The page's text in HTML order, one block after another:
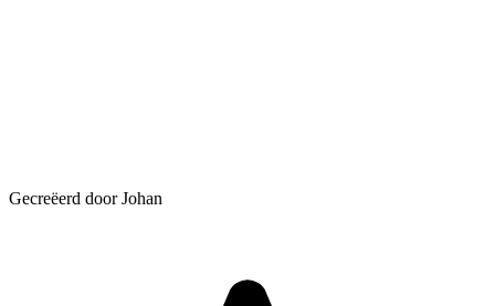
Gecreëerd door Johan